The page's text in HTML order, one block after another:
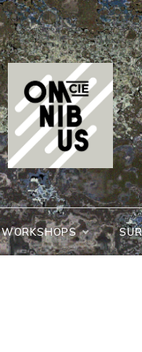
Cie
Omnibus
WORKSHOPS